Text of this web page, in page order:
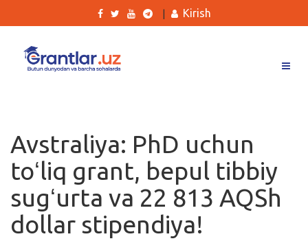
Ishlar
Kurslar
Blog
Yana
Kirish
Avstraliya: PhD uchun
toʻliq grant, bepul tibbiy
sugʻurta va 22 813 AQSh
dollar stipendiya!